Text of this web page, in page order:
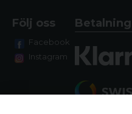
Följ oss
Facebook
Instagram
Betalning